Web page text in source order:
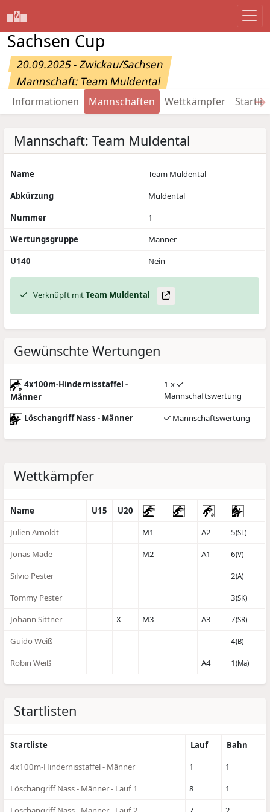
Sachsen Cup
20.09.2025 - Zwickau/Sachsen
Mannschaft: Team Muldental
Informationen Mannschaften Wettkämpfer →
Mannschaft: Team Muldental
Name
Team Muldental
Abkürzung
Muldental
Nummer
1
Wertungsgruppe
Männer
U140
Nein
Verknüpft mitTeam Muldental
Gewünschte Wertungen
4x100m-Hindernisstaffel -
Männer
1 x
Mannschaftswertung
Löschangriff Nass - Männer Mannschaftswertung
Wettkämpfer
Name U15
U20
Julien Arnoldt
M1 A2 5(SL)
Jonas Mäde M2 A1 6(V)
Silvio Pester 2(A)
Tommy Pester 3(SK)
Johann Sittner X M3 A3 7(SR)
Guido Weiß 4(B)
Robin Weiß A4 1 (Ma)
Startlisten
Startliste Lauf
Bahn
4x100m-Hindernisstaffel - Männer
1
1
Löschangriff Nass - Männer - Lauf 1
8
1